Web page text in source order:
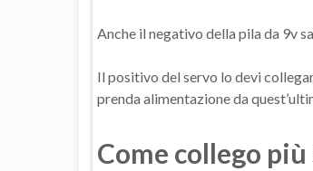
Anche il negativo della pila da 9v
Il positivo del servo lo devi
prenda alimentazione da
Come collego